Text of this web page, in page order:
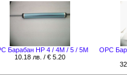
Барабан HP 4 / 4M / 5 / 5M
10.18 лв. / € 5.20
OPC